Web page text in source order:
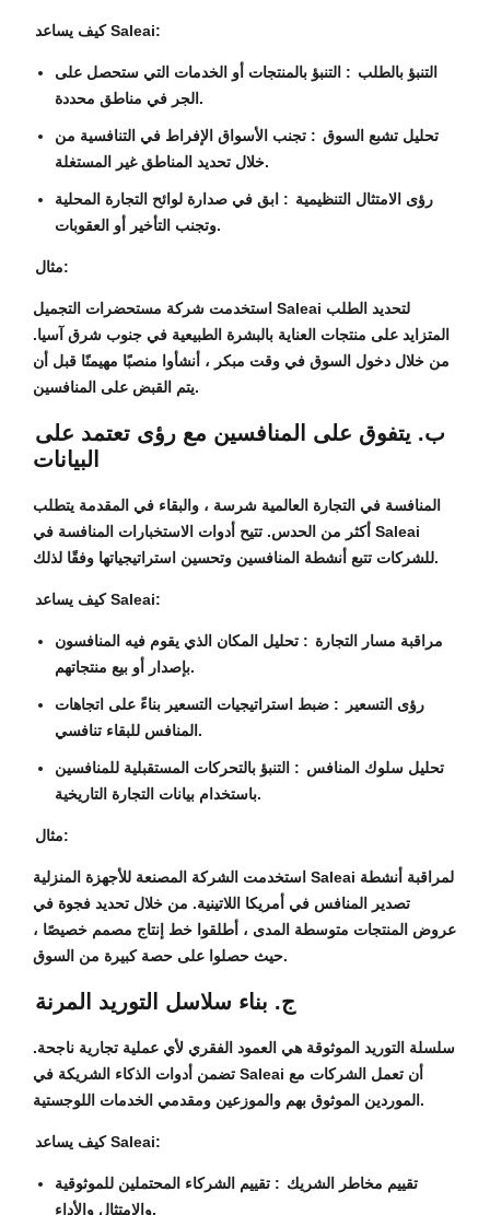
كيف يساعد Saleai:
التنبؤ بالطلب : التنبؤ بالمنتجات أو الخدمات التي ستحصل على
الجر في مناطق محددة.
تحليل تشبع السوق : تجنب الأسواق الإفراط في التنافسية من
خلال تحديد المناطق غير المستغلة.
رؤى الامتثال التنظيمية : ابق في صدارة لوائح التجارة المحلية
وتجنب التأخير أو العقوبات.
مثال:
استخدمت شركة مستحضرات التجميل Saleai لتحديد الطلب
المتزايد على منتجات العناية بالبشرة الطبيعية في جنوب شرق آسيا.
من خلال دخول السوق في وقت مبكر ، أنشأوا منصبًا مهيمنًا قبل أن
يتم القبض على المنافسين.
ب. يتفوق على المنافسين مع رؤى تعتمد على
البيانات
المنافسة في التجارة العالمية شرسة ، والبقاء في المقدمة يتطلب
أكثر من الحدس. تتيح أدوات الاستخبارات المنافسة في Saleai
للشركات تتبع أنشطة المنافسين وتحسين استراتيجياتها وفقًا لذلك.
كيف يساعد Saleai:
مراقبة مسار التجارة : تحليل المكان الذي يقوم فيه المنافسون
بإصدار أو بيع منتجاتهم.
رؤى التسعير
: ضبط استراتيجيات التسعير بناءً على اتجاهات
المنافس للبقاء تنافسي.
تحليل سلوك المنافس : التنبؤ بالتحركات المستقبلية للمنافسين
باستخدام بيانات التجارة التاريخية.
مثال:
استخدمت الشركة المصنعة للأجهزة المنزلية Saleai لمراقبة أنشطة
تصدير المنافس في أمريكا اللاتينية. من خلال تحديد فجوة في
عروض المنتجات متوسطة المدى ، أطلقوا خط إنتاج مصمم خصيصًا ،
حيث حصلوا على حصة كبيرة من السوق.
ج. بناء سلاسل التوريد المرنة
سلسلة التوريد الموثوقة هي العمود الفقري لأي عملية تجارية ناجحة.
تضمن أدوات الذكاء الشريكة في Saleai أن تعمل الشركات مع
الموردين الموثوق بهم والموزعين ومقدمي الخدمات اللوجستية.
كيف يساعد Saleai:
تقييم مخاطر الشريك : تقييم الشركاء المحتملين للموثوقية
والامتثال والأداء.